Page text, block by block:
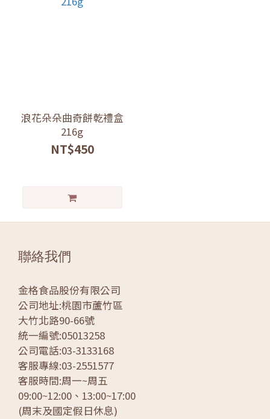
浪花朵朵曲奇餅乾禮盒
216g
NT$450
聯絡我們
金格食品股份有限公司
公司地址:桃園市蘆竹區
大竹北路90-66號
統一編號:05013258
公司電話:03-3133168
客服專線:03-2551577
客服時間:周一~周五
09:00~12:00、13:00~17:00
(周末及國定假日休息)